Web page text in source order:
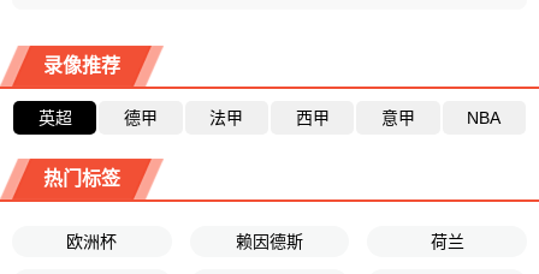
录像推荐
英超 德甲 法甲 西甲 意甲 NBA
热门标签
欧洲杯 赖因德斯 荷兰